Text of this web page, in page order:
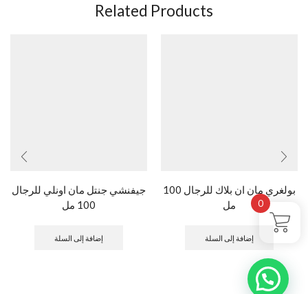
Related Products
بولغري مان ان بلاك للرجال 100
مل
إضافة إلى السلة
جيفنشي جنتل مان اونلي للرجال
100 مل
إضافة إلى السلة
0